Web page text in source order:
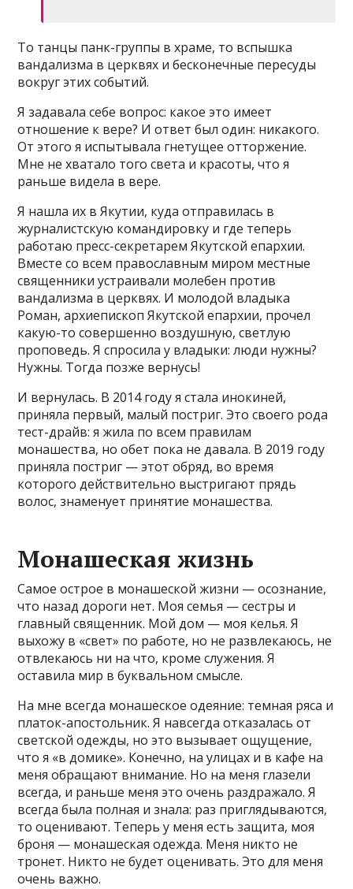
То танцы панк-группы в храме, то вспышка
вандализма в церквях и бесконечные пересуды
вокруг этих событий.
Я задавала себе вопрос: какое это имеет
отношение к вере? И ответ был один: никакого.
От этого я испытывала гнетущее отторжение.
Мне не хватало того света и красоты, что я
раньше видела в вере.
Я нашла их в Якутии, куда отправилась в
журналистскую командировку и где теперь
работаю пресс-секретарем Якутской епархии.
Вместе со всем православным миром местные
священники устраивали молебен против
вандализма в церквях. И молодой владыка
Роман, архиепископ Якутской епархии, прочел
какую-то совершенно воздушную, светлую
проповедь. Я спросила у владыки: люди нужны?
Нужны. Тогда позже вернусь!
И вернулась. В 2014 году я стала инокиней,
приняла первый, малый постриг. Это своего рода
тест-драйв: я жила по всем правилам
монашества, но обет пока не давала. В 2019 году
приняла постриг — этот обряд, во время
которого действительно выстригают прядь
волос, знаменует принятие монашества.
Монашеская жизнь
Самое острое в монашеской жизни — осознание,
что назад дороги нет. Моя семья — сестры и
главный священник. Мой дом — моя келья. Я
выхожу в «свет» по работе, но не развлекаюсь, не
отвлекаюсь ни на что, кроме служения. Я
оставила мир в буквальном смысле.
На мне всегда монашеское одеяние: темная ряса и
платок-апостольник. Я навсегда отказалась от
светской одежды, но это вызывает ощущение,
что я «в домике». Конечно, на улицах и в кафе на
меня обращают внимание. Но на меня глазели
всегда, и раньше меня это очень раздражало. Я
всегда была полная и знала: раз приглядываются,
то оценивают. Теперь у меня есть защита, моя
броня — монашеская одежда. Меня никто не
тронет. Никто не будет оценивать. Это для меня
очень важно.